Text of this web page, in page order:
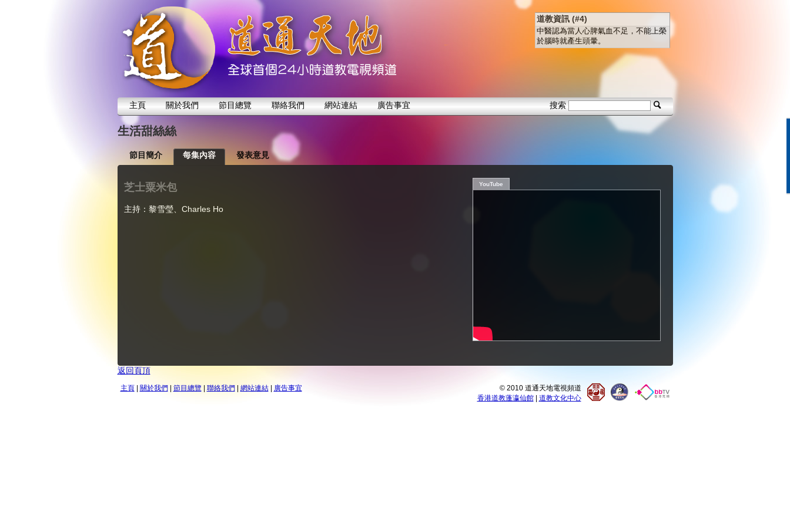
道教資訊 (#4)
中醫認為當人心脾氣血不足，不能上榮
於腦時就產生頭暈。
主頁 關於我們 節目總覽 聯絡我們 網站連結 廣告事宜 搜索
生活甜絲絲
節目簡介 每集內容 發表意見
YouTube
芝士粟米包
主持：黎雪瑩、Charles Ho
返回頁頂
主頁| 關於我們| 節目總覽| 聯絡我們| 網站連結| 廣告事宜
© 2010 道通天地電視頻道
香港道教蓬瀛仙館| 道教文化中心